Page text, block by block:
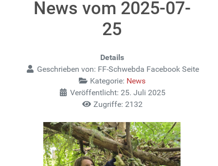
News vom 2025-07-
25
Details
Geschrieben von: FF-Schwebda Facebook Seite
Kategorie: News
Veröffentlicht: 25. Juli 2025
Zugriffe: 2132